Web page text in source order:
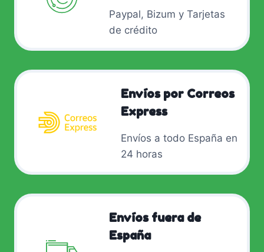
Paypal, Bizum y Tarjetas
de crédito
Envíos por Correos
Express
Envíos a todo España en
24 horas
Envíos fuera de
España